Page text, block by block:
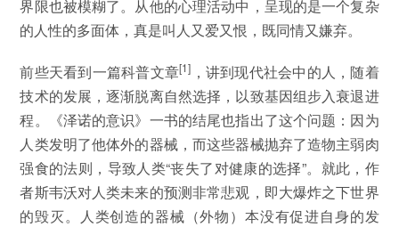
界限也被模糊了。从他的心理活动中，呈现的是一个复杂
的人性的多面体，真是叫人又爱又恨，既同情又嫌弃。
前些天看到一篇科普文章[1] ，讲到现代社会中的人，随着
技术的发展，逐渐脱离自然选择，以致基因组步入衰退进
程。《泽诺的意识》一书的结尾也指出了这个问题：因为
人类发明了他体外的器械，而这些器械抛弃了造物主弱肉
强食的法则，导致人类“丧失了对健康的选择”。就此，作
者斯韦沃对人类未来的预测非常悲观，即大爆炸之下世界
的毁灭。人类创造的器械（外物）本没有促进自身的发